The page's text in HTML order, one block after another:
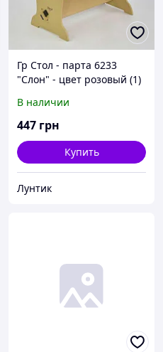
Гр Стол - парта 6233
"Слон" - цвет розовый (1)
В наличии
447 грн
Купить
Лунтик